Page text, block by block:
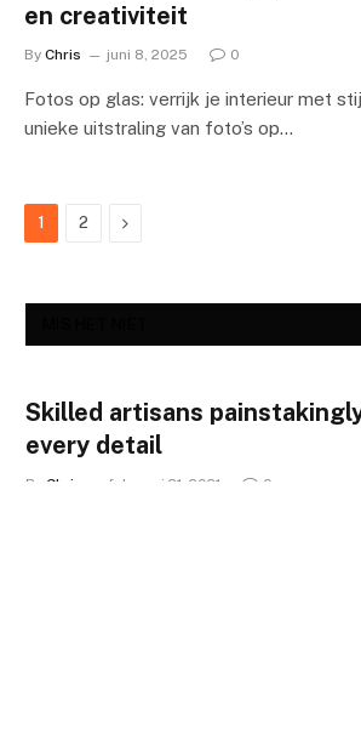
en creativiteit
By Chris juni 8, 2025 0
Fotos op glas: verrijk je interieur met
unieke uitstraling van foto’s op…
1 2 Next
Skilled artisans
every detail
By Chris februari 21, 2021 0